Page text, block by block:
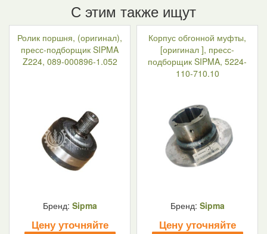
С этим также ищут
Ролик поршня, (оригинал),
пресс-подборщик SIPMA
Z224, 089-000896-1.052
Бренд: Sipma
Цену уточняйте
Корпус обгонной муфты,
[оригинал ], пресс-
подборщик SIPMA, 5224-
110-710.10
Бренд: Sipma
Цену уточняйте